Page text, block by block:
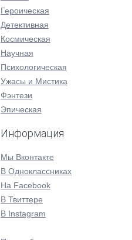
Героическая
Детективная
Космическая
Научная
Психологическая
Ужасы и Мистика
Фэнтези
Эпическая
Информация
Мы Вконтакте
В Одноклассниках
На Facebook
В Твиттере
В Instagram